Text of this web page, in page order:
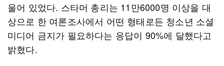
울어 있었다. 스타머 총리는 11만6000명 이상을 대
상으로 한 여론조사에서 어떤 형태로든 청소년 소셜
미디어 금지가 필요하다는 응답이 90%에 달했다고
밝혔다.